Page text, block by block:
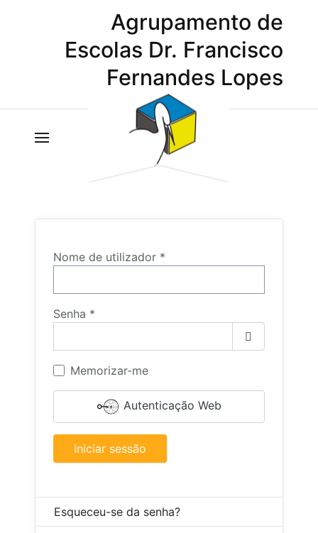
Agrupamento de
Escolas Dr. Francisco
Fernandes Lopes
Nome de utilizador *
Senha *
Memorizar-me
Autenticação Web
Iniciar sessão
Esqueceu-se da senha?